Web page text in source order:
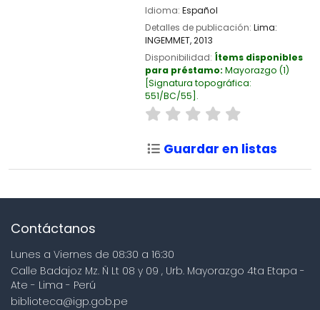
Idioma: Español
Detalles de publicación: Lima:
INGEMMET,2013
Disponibilidad: Ítems disponibles
para préstamo: Mayorazgo (1)
Signatura topográfica:
551/BC/55 .
Guardar en listas
Contáctanos
Lunes a Viernes de 08:30 a 16:30
Calle Badajoz Mz. Ñ Lt 08 y 09 , Urb. Mayorazgo 4ta Etapa -
Ate - Lima - Perú
biblioteca@igp.gob.pe